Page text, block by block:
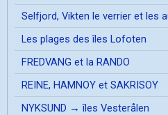
Selfjord, Vikten le verrier et les
Les plages des îles Lofoten
FREDVANG et la RANDO
REINE, HAMNOY et SAKRISOY
NYKSUND → îles Vesterålen